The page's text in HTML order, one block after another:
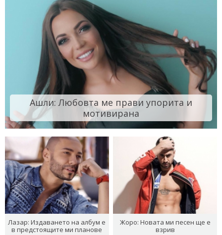
Ашли: Любовта ме прави упорита и
мотивирана
Лазар: Издаването на албум е
в предстоящите ми планове
Жоро: Новата ми песен ще е
взрив